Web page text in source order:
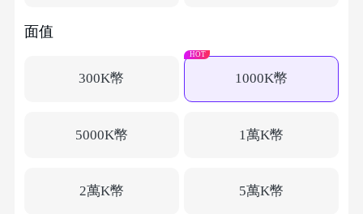
面值
300K幣 1000K幣
HOT
5000K幣 1萬K幣
2萬K幣 5萬K幣